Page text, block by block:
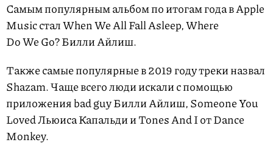
Самым популярным альбом по итогам года в Apple
Music стал When We All Fall Asleep, Where
Do We Go? Билли Айлиш.
Также самые популярные в 2019 году треки назвал
Shazam. Чаще всего люди искали с помощью
приложения bad guy Билли Айлиш, Someone You
Loved Льюиса Капальди и Tones And I от Dance
Monkey.